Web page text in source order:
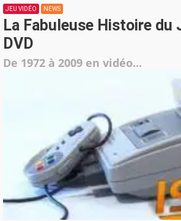
JEU VIDÉO NEWS
La Fabuleuse Histoire du
DVD
De 1972 à 2009 en vidéo...